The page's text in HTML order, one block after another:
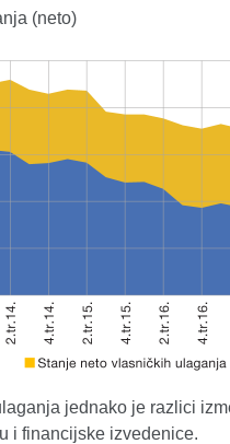
(neto)
jednako je razlici
i financijske izvedenice.